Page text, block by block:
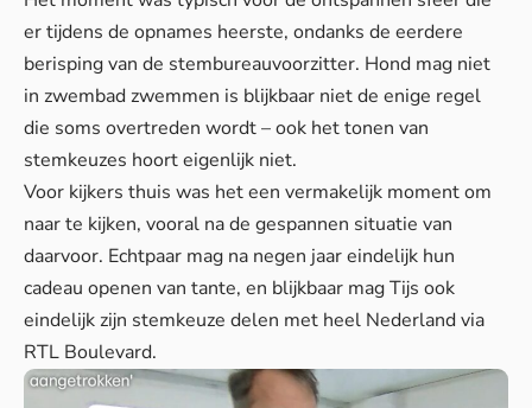
er tijdens de opnames heerste, ondanks de eerdere
berisping van de stembureauvoorzitter. Hond mag niet
in zwembadzwemmen is blijkbaar niet de enige regel
die soms overtreden wordt – ook het tonen van
stemkeuzes hoort eigenlijk niet.
Voor kijkers thuis was het een vermakelijk moment om
naar te kijken, vooral na de gespannen situatie van
daarvoor. Echtpaar mag na negen jaareindelijk hun
cadeau openen van tante, en blijkbaar mag Tijs ook
eindelijk zijn stemkeuze delen met heel Nederland via
RTL Boulevard.